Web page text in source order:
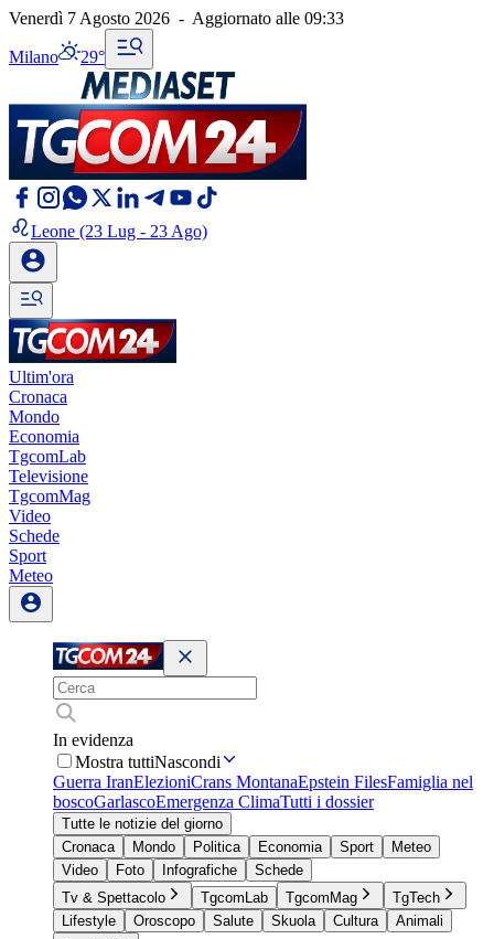
Venerdì 7 Agosto 2026 - Aggiornato alle 09:33
Milano 29°
Leone (23 Lug - 23 Ago)
Ultim'ora
Cronaca
Mondo
Economia
TgcomLab
Televisione
TgcomMag
Video
Schede
Sport
Meteo
In evidenza
Mostra tuttiNascondi
Guerra IranElezioniCrans MontanaEpstein FilesFamiglia nel
boscoGarlascoEmergenza ClimaTutti i dossier
Tutte le notizie del giorno
Cronaca
Mondo Politica Economia Sport
Meteo
Video
Foto Infografiche
Schede
Tv & Spettacolo
TgcomLab TgcomMag
TgTech
Lifestyle
Oroscopo Salute Skuola Cultura
Animali